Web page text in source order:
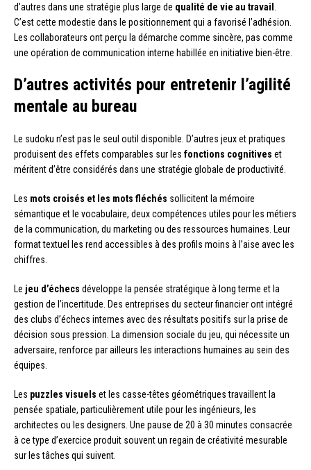
d’autres dans une stratégie plus large de qualité de vie au travail
C’est cette modestie dans le positionnement qui a favorisé l’adhésion.
Les collaborateurs ont perçu la démarche comme sincère, pas comme
une opération de communication interne habillée en initiative bien-être.
D’autres activités pour entretenir l’agilité
mentale au bureau
Le sudoku n’est pas le seul outil disponible. D’autres jeux et pratiques
produisent des effets comparables sur les fonctions cognitives et
méritent d’être considérés dans une stratégie globale de productivité.
Les mots croisés et les mots fléchés sollicitent la mémoire
sémantique et le vocabulaire, deux compétences utiles pour les métiers
de la communication, du marketing ou des ressources humaines. Leur
format textuel les rend accessibles à des profils moins à l’aise avec les
chiffres.
Le jeu d’échecs développe la pensée stratégique à long terme et la
gestion de l’incertitude. Des entreprises du secteur financier ont intégré
des clubs d’échecs internes avec des résultats positifs sur la prise de
décision sous pression. La dimension sociale du jeu, qui nécessite un
adversaire, renforce par ailleurs les interactions humaines au sein des
équipes.
Les puzzles visuels et les casse-têtes géométriques travaillent la
pensée spatiale, particulièrement utile pour les ingénieurs, les
architectes ou les designers. Une pause de 20 à 30 minutes consacrée
à ce type d’exercice produit souvent un regain de créativité mesurable
sur les tâches qui suivent.